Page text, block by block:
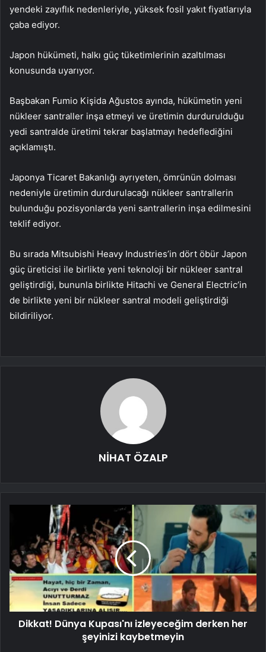
yendeki zayıflık nedenleriyle, yüksek fosil yakıt fiyatlarıyla
çaba ediyor.
Japon hükümeti, halkı güç tüketimlerinin azaltılması
konusunda uyarıyor.
Başbakan Fumio Kişida Ağustos ayında, hükümetin yeni
nükleer santraller inşa etmeyi ve üretimin durdurulduğu
yedi santralde üretimi tekrar başlatmayı hedeflediğini
açıklamıştı.
Japonya Ticaret Bakanlığı ayrıyeten, ömrünün dolması
nedeniyle üretimin durdurulacağı nükleer santrallerin
bulunduğu pozisyonlarda yeni santrallerin inşa edilmesini
teklif ediyor.
Bu sırada Mitsubishi Heavy Industries’in dört öbür Japon
güç üreticisi ile birlikte yeni teknoloji bir nükleer santral
geliştirdiği, bununla birlikte Hitachi ve General Electric’in
de birlikte yeni bir nükleer santral modeli geliştirdiği
bildiriliyor.
NİHAT ÖZALP
Dikkat! Dünya Kupası'nı izleyeceğim derken her
şeyinizi kaybetmeyin